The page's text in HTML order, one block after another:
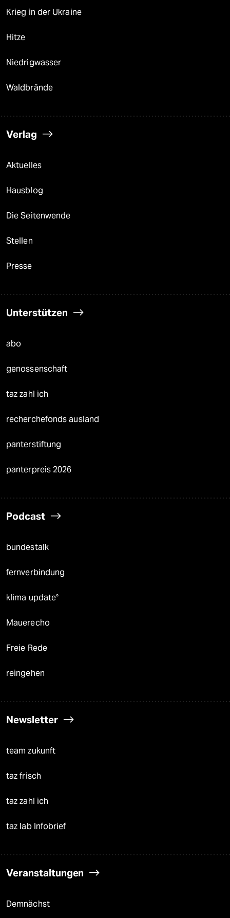
Krieg in der Ukraine
Hitze
Niedrigwasser
Waldbrände
Verlag
Aktuelles
Hausblog
Die Seitenwende
Stellen
Presse
Unterstützen
abo
genossenschaft
taz zahl ich
recherchefonds ausland
panterstiftung
panterpreis 2026
Podcast
bundestalk
fernverbindung
klima update°
Mauerecho
Freie Rede
reingehen
Newsletter
team zukunft
taz frisch
taz zahl ich
taz lab Infobrief
Veranstaltungen
Demnächst